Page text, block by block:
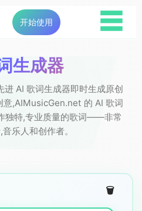
开始使用 ☰
生成器
AI 歌词生成器即时生成原创
意,AIMusicGen.net 的 AI 歌词
独特,专业质量的歌词——非常
乐人和创作者。
🗑️